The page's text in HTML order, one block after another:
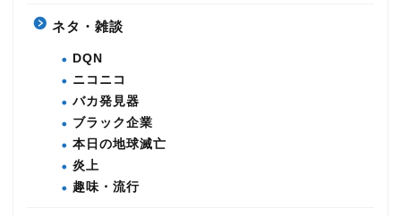
ネタ・雑談
DQN
ニコニコ
バカ発見器
ブラック企業
本日の地球滅亡
炎上
趣味・流行